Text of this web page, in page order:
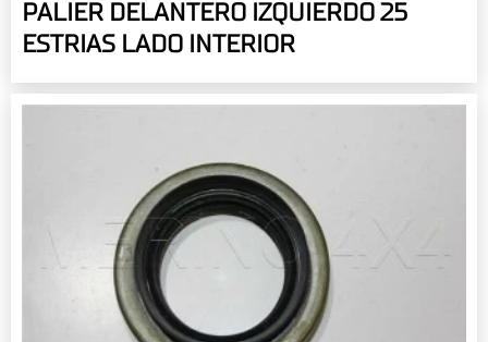
PALIER DELANTERO IZQUIERDO 25
ESTRIAS LADO INTERIOR